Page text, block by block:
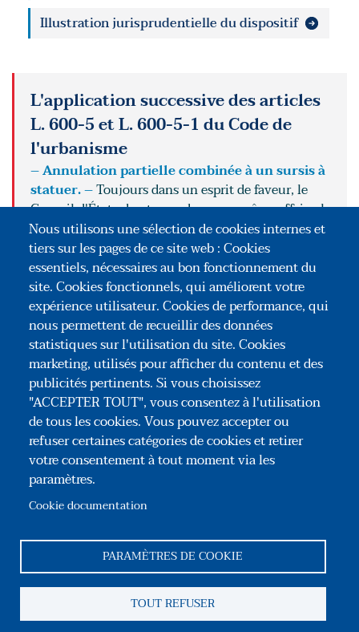
Illustration jurisprudentielle du dispositif
L'application successive des articles
L. 600-5 et L. 600-5-1 du Code de
l'urbanisme
– Annulation partielle combinée à un sursis à
statuer. –Toujours dans un esprit de faveur, le
Conseil d'État admet que, dans une même affaire, le
juge puisse d'abord prononcer une annulation
partielle, puis un sursis à statuer pour couvrir un
vice affectant le permis de régularisation. Il s'agit à
toute force de sauver le permis. Une illustration en
est donnée par un arrêt du Conseil d'État du17
mars 2021
LIRE
Nous utilisons une sélection de cookies internes et
tiers sur les pages de ce site web : Cookies
essentiels, nécessaires au bon fonctionnement du
site. Cookies fonctionnels, qui améliorent votre
expérience utilisateur. Cookies de performance, qui
nous permettent de recueillir des données
statistiques sur l'utilisation du site. Cookies
marketing, utilisés pour afficher du contenu et des
publicités pertinents. Si vous choisissez
"ACCEPTER TOUT", vous consentez à l'utilisation
de tous les cookies. Vous pouvez accepter ou
refuser certaines catégories de cookies et retirer
votre consentement à tout moment via les
paramètres.
Cookie documentation
PARAMÈTRES DE COOKIE
TOUT REFUSER
Association Congrès des Notaires de France
35, rue du Général Foy – 75008 Paris
Reseaux sociaux
ContactMentions légales